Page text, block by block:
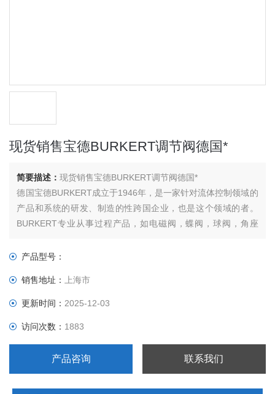
现货销售宝德BURKERT调节阀德国*
简要描述：现货销售宝德BURKERT调节阀德国*
德国宝德BURKERT成立于1946年，是一家针对流体控制领域的
产品和系统的研发、制造的性跨国企业，也是这个领域的者。
BURKERT专业从事过程产品，如电磁阀，蝶阀，球阀，角座
BURKERT一直致力于流体控制领域的产品和系统的研发、制
产品型号：
销售地址：上海市
更新时间：2025-12-03
访问次数： 1883
产品咨询 联系我们